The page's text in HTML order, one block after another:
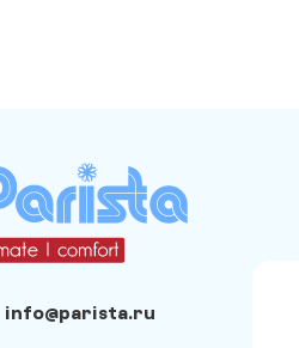
info@parista.ru